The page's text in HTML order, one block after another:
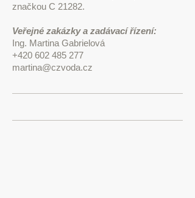
značkou C 21282.
Veřejné zakázky a zadávací řízení:
Ing. Martina Gabrielová
+420 602 485 277
martina@czvoda.cz